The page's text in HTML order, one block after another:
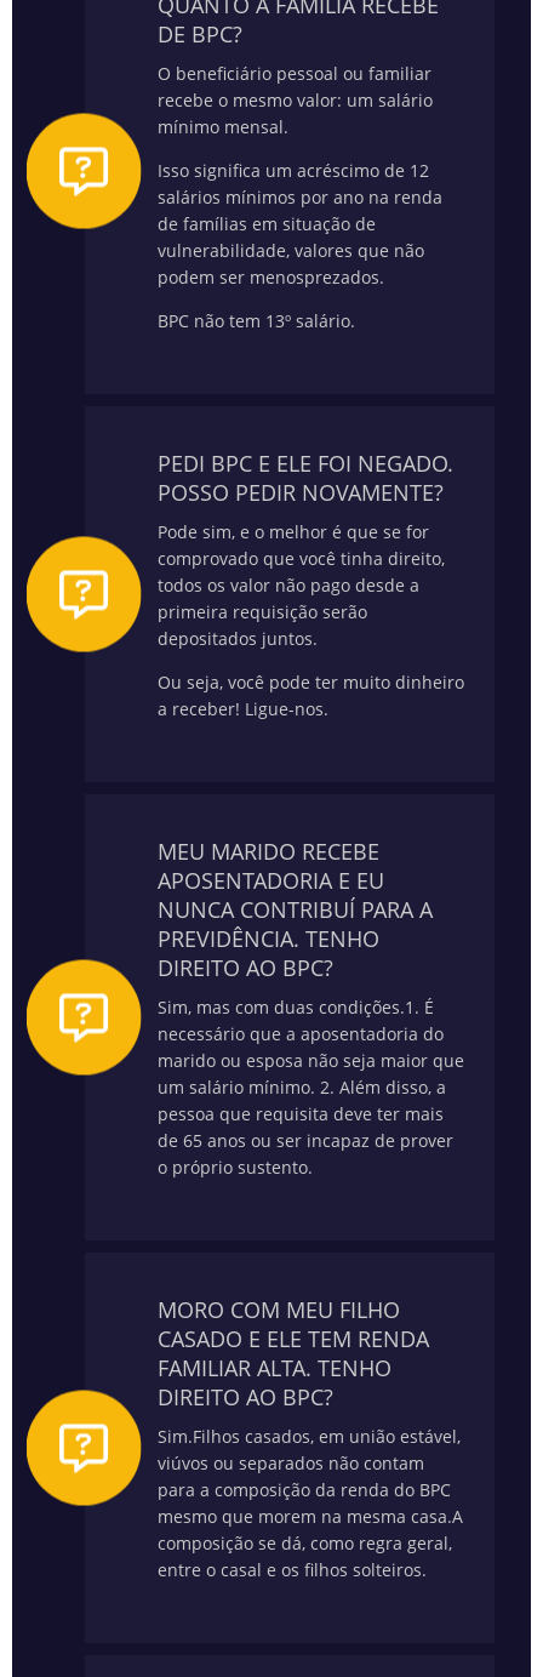
DE BPC?
O beneficiário pessoal ou familiar
recebe o mesmo valor: um salário
mínimo mensal.
Isso significa um acréscimo de 12
salários mínimos por ano na renda
de famílias em situação de
vulnerabilidade, valores que não
podem ser menosprezados.
BPC não tem 13º salário.
PEDI BPC E ELE FOI NEGADO.
POSSO PEDIR NOVAMENTE?
Pode sim, e o melhor é que se for
comprovado que você tinha direito,
todos os valor não pago desde a
primeira requisição serão
depositados juntos.
Ou seja, você pode ter muito dinheiro
a receber! Ligue-nos.
MEU MARIDO RECEBE
APOSENTADORIA E EU
NUNCA CONTRIBUÍ PARA A
PREVIDÊNCIA. TENHO
DIREITO AO BPC?
Sim, mas com duas condições.1. É
necessário que a aposentadoria do
marido ou esposa não seja maior que
um salário mínimo. 2. Além disso, a
pessoa que requisita deve ter mais
de 65 anos ou ser incapaz de prover
o próprio sustento.
MORO COM MEU FILHO
CASADO E ELE TEM RENDA
FAMILIAR ALTA. TENHO
DIREITO AO BPC?
Sim.Filhos casados, em união estável,
viúvos ou separados não contam
para a composição da renda do BPC
mesmo que morem na mesma casa.A
composição se dá, como regra geral,
entre o casal e os filhos solteiros.